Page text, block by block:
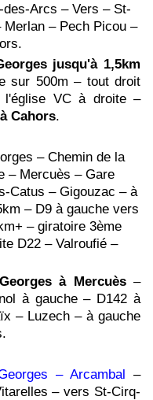
Arcs – Vers – St-
– Pech Picou –
jusqu'à 1,5km
sur 500m – tout droit
l'église VC à droite –
Cahors.
– Chemin de la
– Mercuès – Gare
Catus – Gigouzac – à
– D9 à gauche vers
– giratoire 3ème
D22 – Valroufié –
à Mercuès–
à gauche – D142 à
– Luzech – à gauche
– Arcambal –
– vers St-Cirq-